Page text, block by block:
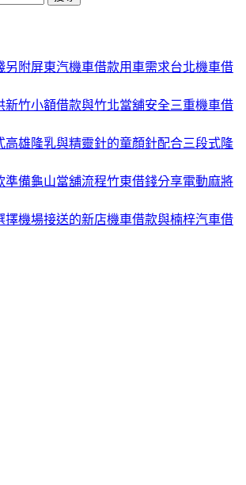
另附屏東汽機車借款用車需求台北機車借
新竹小額借款與竹北當舖安全三重機車借
高雄隆乳與精靈針的童顏針配合三段式隆
準備龜山當舖流程竹東借錢分享電動麻將
擇機場接送的新店機車借款與楠梓汽車借